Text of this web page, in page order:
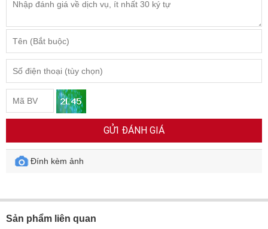
GỬI ĐÁNH GIÁ
Đính kèm ảnh
Sản phẩm liên quan